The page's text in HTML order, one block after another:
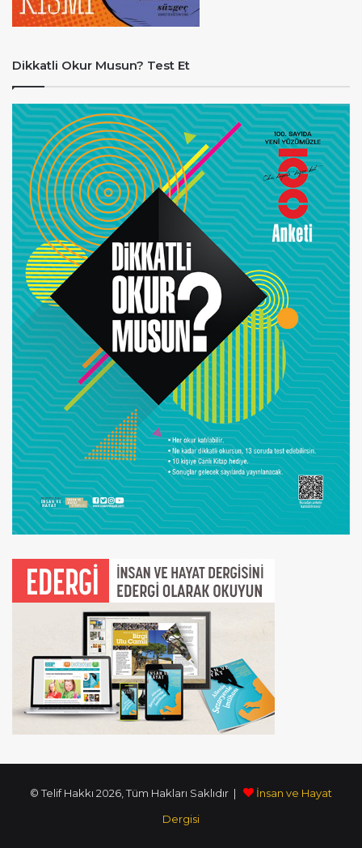
Dikkatli Okur Musun? Test Et
© Telif Hakkı 2026, Tüm Hakları Saklıdır |
İnsan ve Hayat
Dergisi